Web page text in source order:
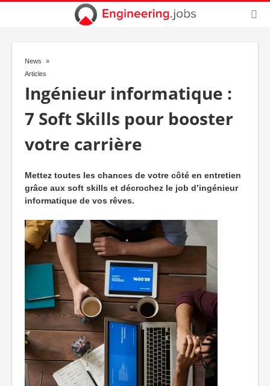
News
Articles
Ingénieur informatique :
7 Soft Skills pour booster
votre carrière
Mettez toutes les chances de votre côté en entretien
grâce aux soft skills et décrochez le job d’ingénieur
informatique de vos rêves.